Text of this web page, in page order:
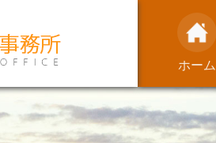
ホーム